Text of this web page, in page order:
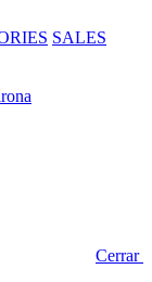
SALES
Cerrar